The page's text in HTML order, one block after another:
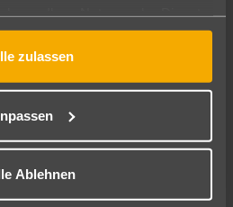
zulassen
Ablehnen
in die schönste Zeit des
Top Auswahl